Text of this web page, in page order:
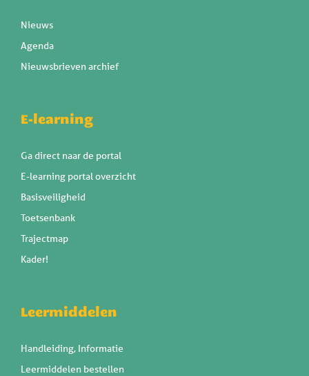
Nieuws
Agenda
Nieuwsbrieven archief
E-learning
Ga direct naar de portal
E-learning portal overzicht
Basisveiligheid
Toetsenbank
Trajectmap
Kader!
Leermiddelen
Handleiding, Informatie
Leermiddelen bestellen